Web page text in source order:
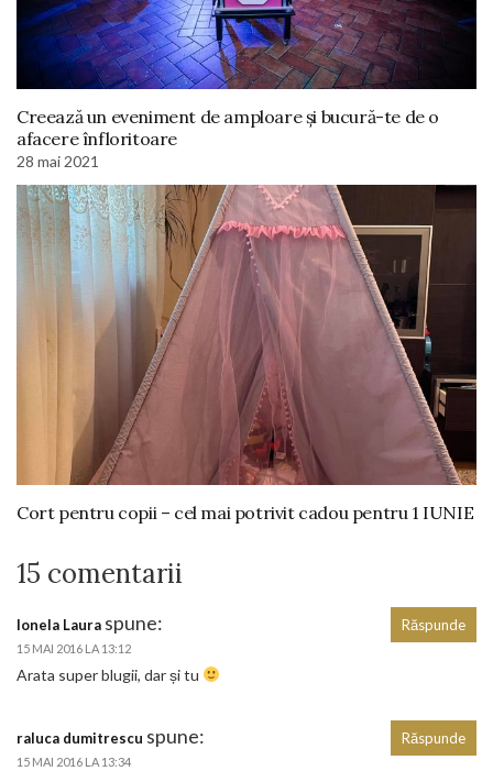
Creează un eveniment de amploare și bucură-te de o
afacere înfloritoare
28 mai 2021
Cort pentru copii – cel mai potrivit cadou pentru 1 IUNIE
15 comentarii
Ionela Laura spune:
15 MAI 2016 LA 13:12
Arata super blugii, dar și tu
Răspunde
raluca dumitrescu spune:
15 MAI 2016 LA 13:34
Răspunde